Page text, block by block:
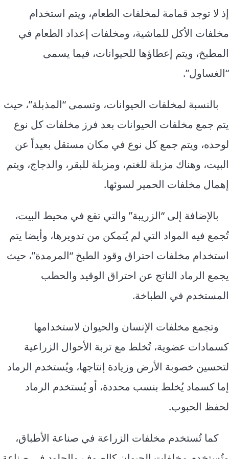
إذ لا توجد قمامة لمخلفات الطعام، ويتم استخدام
مخلفات الأكل للماشية، ومخلفات إعداد الطعام في
المطبخ، ويتم إعطاؤها للحيوانات، فيما يسمى
“الغساول”.
بالنسبة لمخلفات الحيوانات، وتسمى “المذبلة”، حيث
يتم جمع مخلفات الحيوانات بعد فرز مخلفات كل نوع
لوحده، ويتم جمع كل نوع في مكان مستقل بعيداً عن
البيت، وهناك مزبلة للغنم، ومزبلة للبقر، والدجاج، ويتم
إهمال مخلفات الحمير لسوئها.
بالإضافة إلى “الزريبة” والتي تقع في محيط البيت،
تُجمع فيه المواد التي لم يُتمكن من تدويرها، وأيضا يتم
استخدام مخلفات احتراق وقود الطبخ “المرمدة”، حيث
يجمع الرماد الناتج عن احتراق الوقيد والحطب
المستخدم في الطباخة.
وتجمع مخلفات الإنسان والحيوان لاستخدامها
كسمادات عضوية، تُخلط مع تربة الأحوال الزراعية
لتحسين خصوبة الأرض وزيادة إنتاجها، ويُستخدم الرماد
إما كسماد يُخلط بنسب محددة، أو يُستخدم الرماد
لحفظ الحبوب.
كما تُستخدم مخلفات الزراعة في صناعة الأطباق،